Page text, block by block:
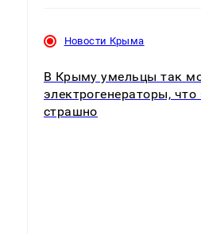
Новости Крыма
В Крыму умельцы так
электрогенераторы, что
страшно